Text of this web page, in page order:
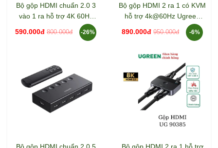
Bộ gộp HDMI chuẩn 2.0 3
vào 1 ra hỗ trợ 4K 60Hz
590.000đ 800.000đ -26%
Bộ gộp HDMI 2 ra 1 có KVM
hỗ trợ 4k@60Hz Ugreen
890.000đ 950.000đ -6%
Bộ gộp HDMI chuẩn 2.0 5
Bộ gộp HDMI 2 ra 1 hỗ trợ